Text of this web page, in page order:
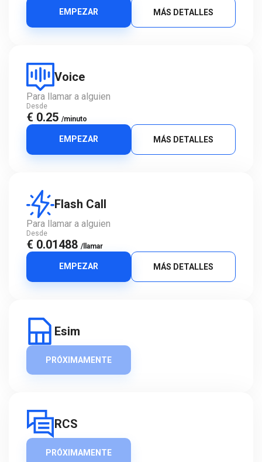
EMPEZAR MÁS DETALLES
Voice
Para llamar a alguien
Desde
€ 0.25 /minuto
EMPEZAR MÁS DETALLES
Flash Call
Para llamar a alguien
Desde
€ 0.01488 /llamar
EMPEZAR MÁS DETALLES
Esim
PRÓXIMAMENTE
RCS
PRÓXIMAMENTE